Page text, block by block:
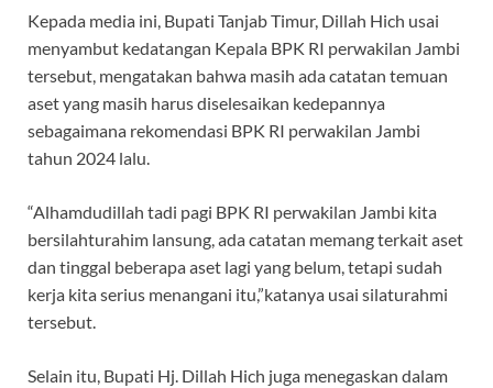
Kepada media ini, Bupati Tanjab Timur, Dillah Hich usai
menyambut kedatangan Kepala BPK RI perwakilan Jambi
tersebut, mengatakan bahwa masih ada catatan temuan
aset yang masih harus diselesaikan kedepannya
sebagaimana rekomendasi BPK RI perwakilan Jambi
tahun 2024 lalu.
“Alhamdudillah tadi pagi BPK RI perwakilan Jambi kita
bersilahturahim lansung, ada catatan memang terkait aset
dan tinggal beberapa aset lagi yang belum, tetapi sudah
kerja kita serius menangani itu,”katanya usai silaturahmi
tersebut.
Selain itu, Bupati Hj. Dillah Hich juga menegaskan dalam